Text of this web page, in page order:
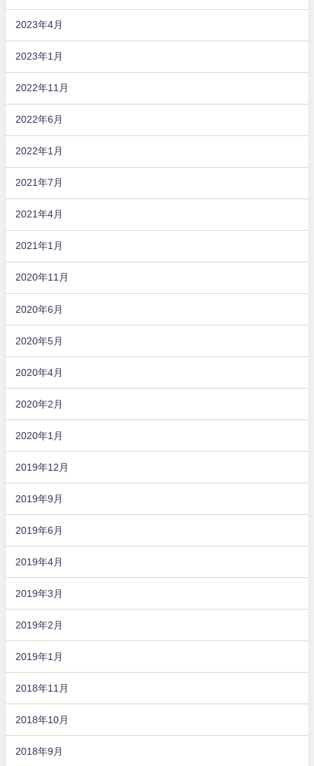
2023年4月
2023年1月
2022年11月
2022年6月
2022年1月
2021年7月
2021年4月
2021年1月
2020年11月
2020年6月
2020年5月
2020年4月
2020年2月
2020年1月
2019年12月
2019年9月
2019年6月
2019年4月
2019年3月
2019年2月
2019年1月
2018年11月
2018年10月
2018年9月